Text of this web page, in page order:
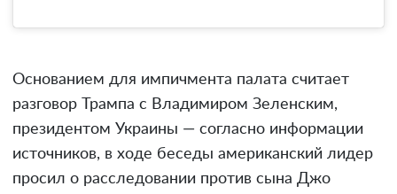
Основанием для импичмента палата считает
разговор Трампа с Владимиром Зеленским,
президентом Украины — согласно информации
источников, в ходе беседы американский лидер
просил о расследовании против сына Джо